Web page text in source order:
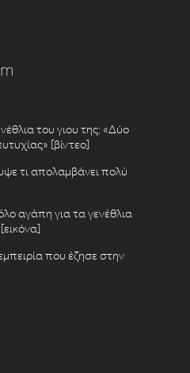
του γιου της: «Δύο
[βίντεο]
τι απολαμβάνει πολύ
αγάπη για τα γενέθλια
που έζησε στην